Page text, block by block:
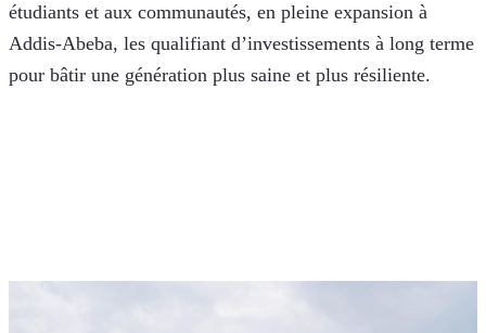
étudiants et aux communautés, en pleine expansion à
Addis-Abeba, les qualifiant d’investissements à long terme
pour bâtir une génération plus saine et plus résiliente.